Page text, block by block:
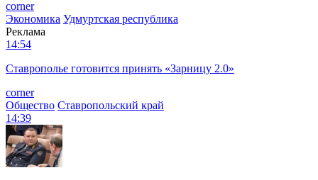
corner
Экономика Удмуртская республика
Реклама
14:54
Ставрополье готовится принять «Зарницу 2.0»
corner
Общество Ставропольский край
14:39